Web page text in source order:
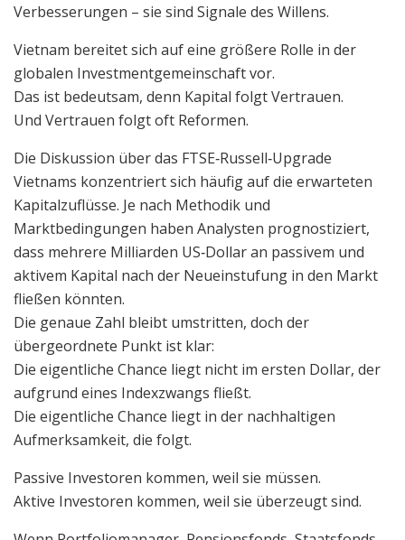
Verbesserungen – sie sind Signale des Willens.
Vietnam bereitet sich auf eine größere Rolle in der
globalen Investmentgemeinschaft vor.
Das ist bedeutsam, denn Kapital folgt Vertrauen.
Und Vertrauen folgt oft Reformen.
Die Diskussion über das FTSE‑Russell‑Upgrade
Vietnams konzentriert sich häufig auf die erwarteten
Kapitalzuflüsse. Je nach Methodik und
Marktbedingungen haben Analysten prognostiziert,
dass mehrere Milliarden US‑Dollar an passivem und
aktivem Kapital nach der Neueinstufung in den Markt
fließen könnten.
Die genaue Zahl bleibt umstritten, doch der
übergeordnete Punkt ist klar:
Die eigentliche Chance liegt nicht im ersten Dollar, der
aufgrund eines Indexzwangs fließt.
Die eigentliche Chance liegt in der nachhaltigen
Aufmerksamkeit, die folgt.
Passive Investoren kommen, weil sie müssen.
Aktive Investoren kommen, weil sie überzeugt sind.